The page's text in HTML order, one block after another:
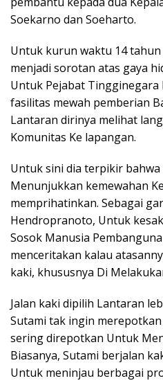
Soekarno dan Soeharto.
Untuk kurun waktu 14
menjadi sorotan atas gaya
Untuk Pejabat Tingginegara
fasilitas mewah pemberian
Lantaran dirinya melihat
Komunitas Ke lapangan.
Untuk sini dia terpikir
Menunjukkan kemewahan
memprihatinkan. Sebagai
Hendropranoto, Untuk
Sosok Manusia
menceritakan kalau
kaki, khususnya Di
Jalan kaki dipilih Lantaran
Sutami tak ingin
sering direpotkan Untuk
Biasanya, Sutami berjalan
Untuk meninjau berbagai